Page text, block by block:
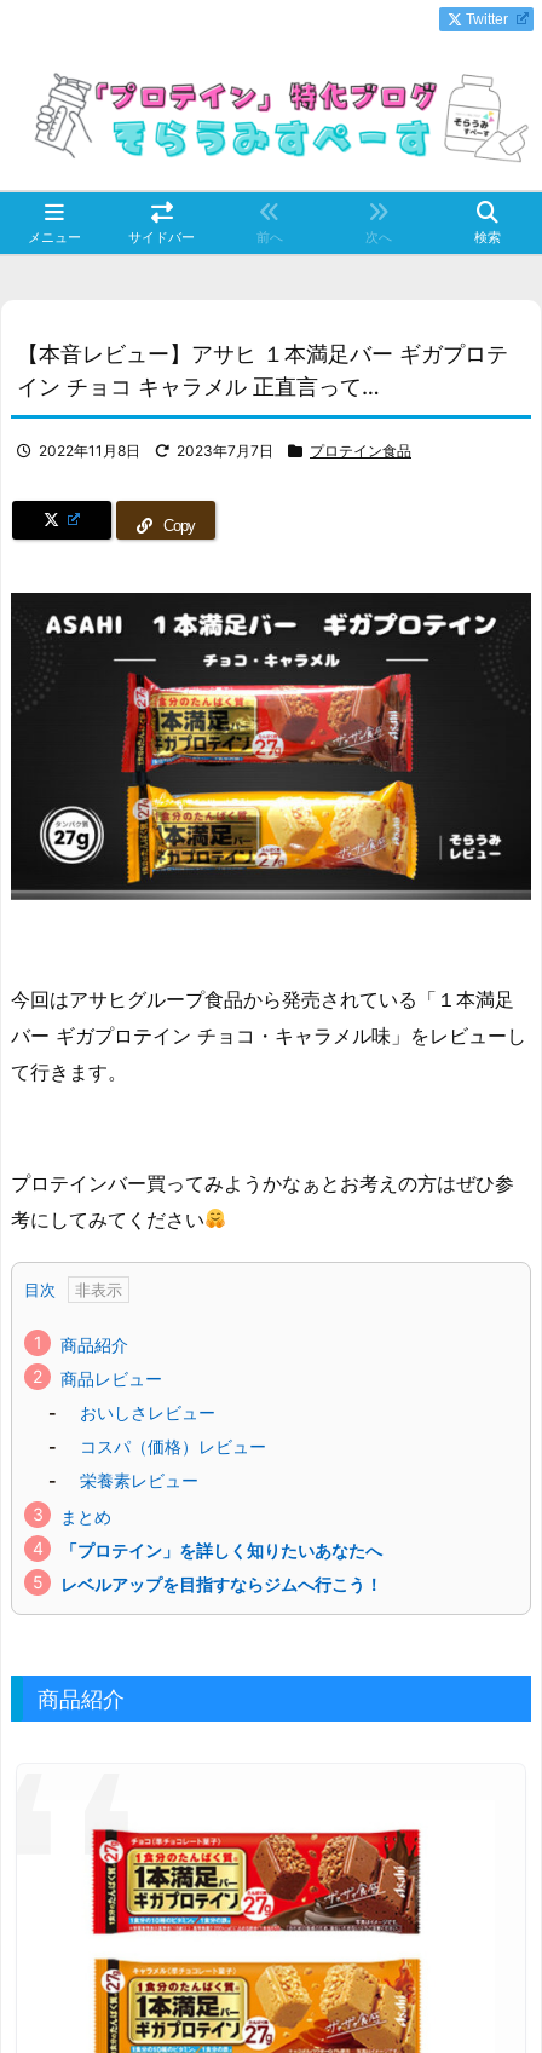
メニュー サイドバー 前へ 次へ 検索
Twitter
【本音レビュー】アサヒ １本満足バー ギガプロテ
イン チョコ キャラメル 正直言って…
2022年11月8日 2023年7月7日 プロテイン食品
Copy
今回はアサヒグループ食品から発売されている「１本満足
バー ギガプロテイン チョコ・キャラメル味」をレビューし
て行きます。
プロテインバー買ってみようかなぁとお考えの方はぜひ参
考にしてみてください
目次
商品紹介
商品レビュー
おいしさレビュー
コスパ（価格）レビュー
栄養素レビュー
まとめ
「プロテイン」を詳しく知りたいあなたへ
レベルアップを目指すならジムへ行こう！
商品紹介